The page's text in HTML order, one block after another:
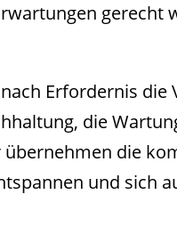
gerecht
Erfordernis die
die
übernehmen die
und sich